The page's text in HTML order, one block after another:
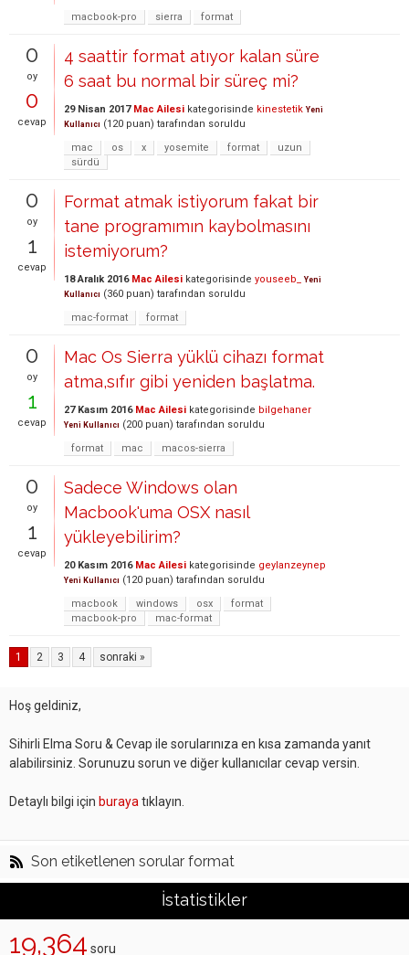
macbook-pro
sierra format
0
oy
0
cevap
4 saattir format atıyor kalan süre
6 saat bu normal bir süreç mi?
29 Nisan 2017 Mac Ailesi kategorisinde kinestetik Yeni
Kullanıcı (120 puan) tarafından soruldu
mac
os x yosemite format
uzun
sürdü
0
oy
1
cevap
Format atmak istiyorum fakat bir
tane programımın kaybolmasını
istemiyorum?
18 Aralık 2016 Mac Ailesi kategorisinde youseeb_
Yeni
Kullanıcı (360 puan) tarafından soruldu
mac-format
format
0
oy
1
cevap
Mac Os Sierra yüklü cihazı format
atma,sıfır gibi yeniden başlatma.
27 Kasım 2016 Mac Ailesi kategorisinde bilgehaner
Yeni Kullanıcı (200 puan) tarafından soruldu
format
mac macos-sierra
0
oy
1
cevap
Sadece Windows olan
Macbook'uma OSX nasıl
yükleyebilirim?
20 Kasım 2016 Mac Ailesi kategorisinde geylanzeynep
Yeni Kullanıcı (120 puan) tarafından soruldu
macbook
windows osx
format
macbook-pro
mac-format
1 2 3 4 sonraki »
Hoş geldiniz,
Sihirli Elma Soru & Cevap ile sorularınıza en kısa zamanda yanıt
alabilirsiniz. Sorunuzu sorun ve diğer kullanıcılar cevap versin.
Detaylı bilgi için buraya tıklayın.
Son etiketlenen sorular format
İstatistikler
19,364 soru